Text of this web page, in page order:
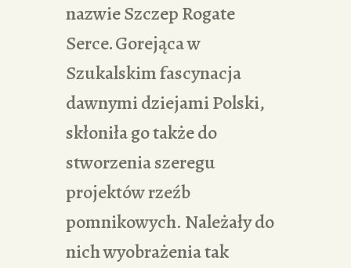
nazwie Szczep Rogate
Serce. Gorejąca w
Szukalskim fascynacja
dawnymi dziejami Polski,
skłoniła go także do
stworzenia szeregu
projektów rzeźb
pomnikowych. Należały do
nich wyobrażenia tak